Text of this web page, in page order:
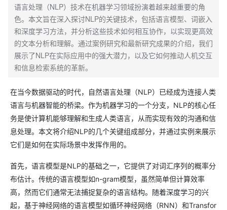
语言处理（NLP）技术在机器学习领域扮演着越来越重要的角
色。本文旨在深入探讨NLP的关键技术，包括语言模型、词嵌入
和深度学习方法，并分析这些技术如何相互协作，以实现更高效
的文本分析和理解。通过案例研究和最新研究成果的介绍，我们
展示了NLP在实际应用中的强大潜力，以及它如何推动人机交互
和信息检索系统的革新。
在当今数据驱动的时代，自然语言处理（NLP）已经成为连接人类
语言与机器智能的桥梁。作为机器学习的一个分支，NLP的核心任
务是使计算机能够理解和生成人类语言，从而实现有效的沟通和信
息处理。本文将介绍NLP的几个关键组成部分，并通过实例来展示
它们是如何在实际场景中发挥作用的。
首先，语言模型是NLP的基础之一，它提供了对词汇序列的概率分
布估计。传统的语言模型如n-gram模型，虽然简单但计算效率
高，然而它们通常无法捕捉复杂的语言结构。随着深度学习的兴
起，基于神经网络的语言模型如循环神经网络（RNN）和Transfor